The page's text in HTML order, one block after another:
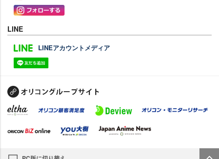
LINE
LINEアカウントメディア